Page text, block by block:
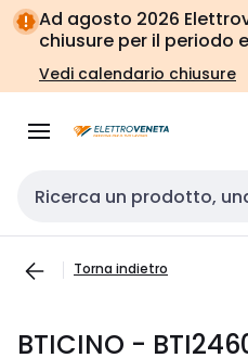
Vai alla
navigazione
Vai
alla
pagina
Ad agosto 2026
chiusure per il periodo
Vedi calendario chiusure
Cerca input
Torna indietro
BTICINO -